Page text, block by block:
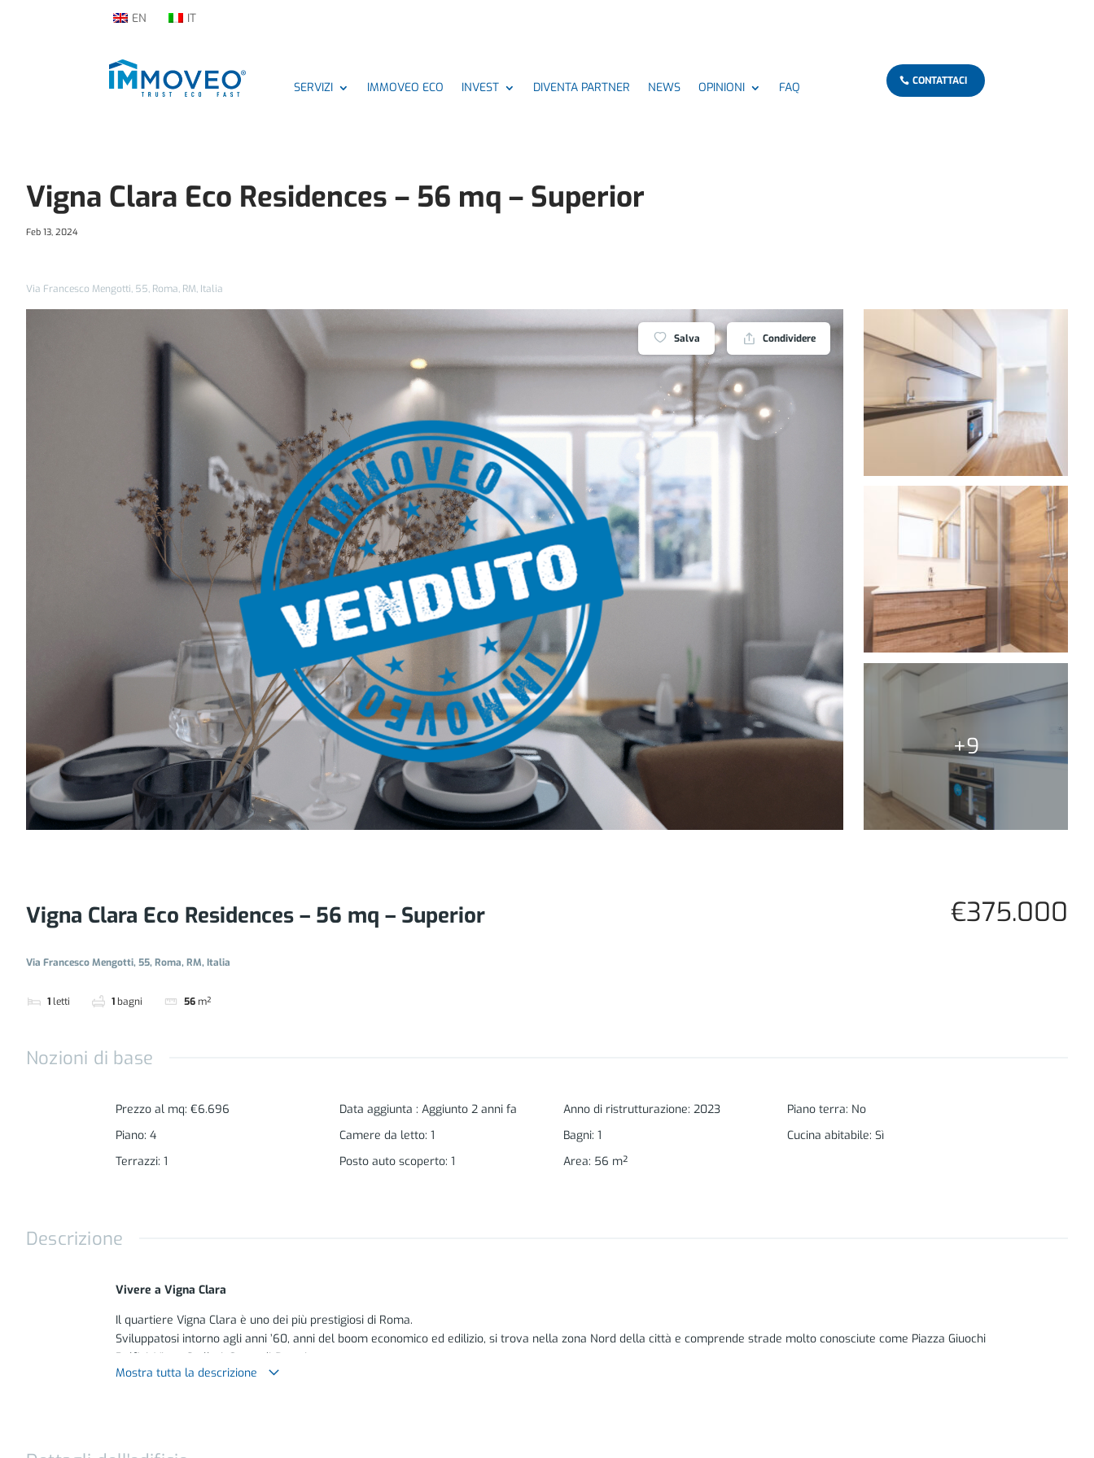
EN IT
SERVIZI IMMOVEO ECO INVEST DIVENTA PARTNER NEWS OPINIONI FAQ CONTATTACI
Vigna Clara Eco Residences – 56 mq – Superior
Feb 13, 2024
Via Francesco Mengotti, 55, Roma, RM, Italia
Salva Condividere
+9
Vigna Clara Eco Residences – 56 mq – Superior
Via Francesco Mengotti, 55, Roma, RM, Italia
1 letti 1 bagni 56 m²
€375.000
Nozioni di base
Prezzo al mq: €6.696 Data aggiunta : Aggiunto 2 anni fa Anno di ristrutturazione: 2023 Piano terra: No
Piano: 4 Camere da letto: 1 Bagni: 1 Cucina abitabile: Sì
Terrazzi: 1 Posto auto scoperto: 1 Area: 56 m²
Descrizione
Vivere a Vigna Clara
Il quartiere Vigna Clara è uno dei più prestigiosi di Roma.
Sviluppatosi intorno agli anni ’60, anni del boom economico ed edilizio, si trova nella zona Nord della città e comprende strade molto conosciute come Piazza Giuochi
Delfici, Vigna Stelluti, Corso di Francia.
Mostra tutta la descrizione